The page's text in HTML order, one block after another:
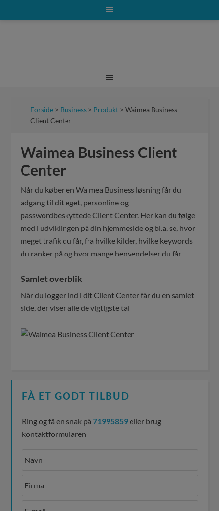
Forside > Business > Produkt > Waimea Business
Client Center
Waimea Business Client
Center
Når du køber en Waimea Business løsning får du
adgang til dit eget, personline og
passwordbeskyttede Client Center. Her kan du følge
med i udviklingen på din hjemmeside og bl.a. se, hvor
meget trafik du får, fra hvilke kilder, hvilke keywords
du ranker på og hvor mange henvendelser du får.
Samlet overblik
Når du logger ind i dit Client Center får du en samlet
side, der viser alle de vigtigste tal
FÅ ET GODT TILBUD
Ring og få en snak på71995859eller brug
kontaktformularen